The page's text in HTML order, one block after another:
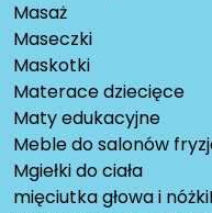
Masaż
Maseczki
Maskotki
Materace dziecięce
Maty edukacyjne
Meble do salonów
Mgiełki do ciała
mięciutka głowa i